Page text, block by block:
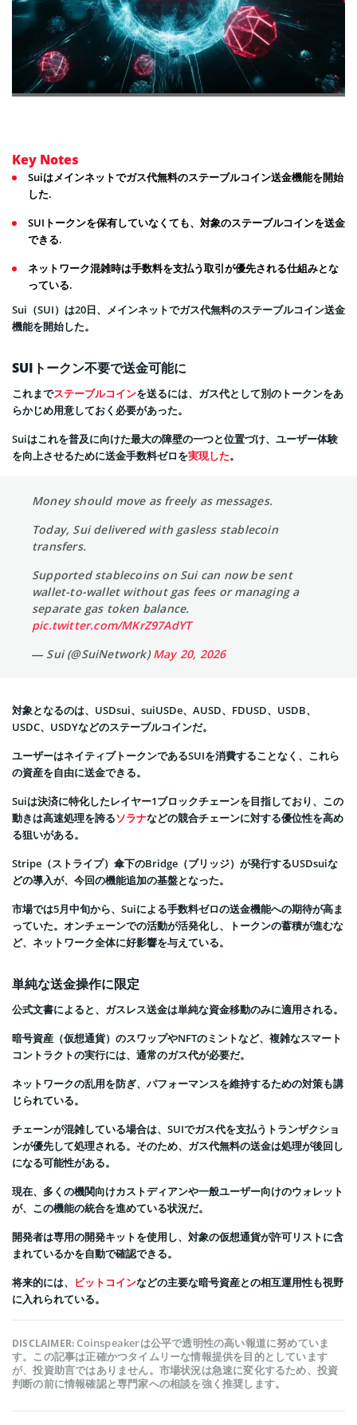
Key Notes
Suiはメインネットでガス代無料のステーブルコイン送金機能を開始
した.
SUIトークンを保有していなくても、対象のステーブルコインを送金
できる.
ネットワーク混雑時は手数料を支払う取引が優先される仕組みとな
っている.
Sui（SUI）は20日、メインネットでガス代無料のステーブルコイン送金
機能を開始した。
SUIトークン不要で送金可能に
これまでステーブルコインを送るには、ガス代として別のトークンをあ
らかじめ用意しておく必要があった。
Suiはこれを普及に向けた最大の障壁の一つと位置づけ、ユーザー体験
を向上させるために送金手数料ゼロを実現した。
Money should move as freely as messages.
Today, Sui delivered with gasless stablecoin
transfers.
Supported stablecoins on Sui can now be sent
wallet-to-wallet without gas fees or managing a
separate gas token balance.
pic.twitter.com/MKrZ97AdYT
— Sui (@SuiNetwork)May 20, 2026
対象となるのは、USDsui、suiUSDe、AUSD、FDUSD、USDB、
USDC、USDYなどのステーブルコインだ。
ユーザーはネイティブトークンであるSUIを消費することなく、これら
の資産を自由に送金できる。
Suiは決済に特化したレイヤー1ブロックチェーンを目指しており、この
動きは高速処理を誇るソラナなどの競合チェーンに対する優位性を高め
る狙いがある。
Stripe（ストライプ）傘下のBridge（ブリッジ）が発行するUSDsuiな
どの導入が、今回の機能追加の基盤となった。
市場では5月中旬から、Suiによる手数料ゼロの送金機能への期待が高ま
っていた。オンチェーンでの活動が活発化し、トークンの蓄積が進むな
ど、ネットワーク全体に好影響を与えている。
単純な送金操作に限定
公式文書によると、ガスレス送金は単純な資金移動のみに適用される。
暗号資産（仮想通貨）のスワップやNFTのミントなど、複雑なスマート
コントラクトの実行には、通常のガス代が必要だ。
ネットワークの乱用を防ぎ、パフォーマンスを維持するための対策も講
じられている。
チェーンが混雑している場合は、SUIでガス代を支払うトランザクショ
ンが優先して処理される。そのため、ガス代無料の送金は処理が後回し
になる可能性がある。
現在、多くの機関向けカストディアンや一般ユーザー向けのウォレット
が、この機能の統合を進めている状況だ。
開発者は専用の開発キットを使用し、対象の仮想通貨が許可リストに含
まれているかを自動で確認できる。
将来的には、
ビットコインなどの主要な暗号資産との相互運用性も視野
に入れられている。
DISCLAIMER:Coinspeakerは公平で透明性の高い報道に努めていま
す。この記事は正確かつタイムリーな情報提供を目的としています
が、投資助言ではありません。市場状況は急速に変化するため、投資
判断の前に情報確認と専門家への相談を強く推奨します。